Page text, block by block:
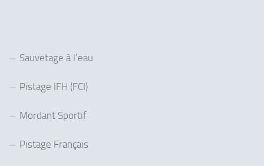
Sauvetage à l’eau
Pistage IFH (FCI)
Mordant Sportif
Pistage Français